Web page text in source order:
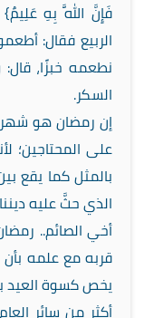
الربيع فقال:
نطعمه خبزًا،
السكر.
إن رمضان هو شهر
على المحتاجين؛
بالمثل كما يقع
الذي حثَّ عليه
أخي الصائم..
قربه مع علمه
يخص كسوة العيد
أكثر من سائر